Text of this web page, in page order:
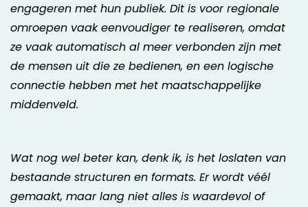
engageren met hun publiek. Dit is voor regionale
omroepen vaak eenvoudiger te realiseren, omdat
ze vaak automatisch al meer verbonden zijn met
de mensen uit die ze bedienen, en een logische
connectie hebben met het maatschappelijke
middenveld.
Wat nog wel beter kan, denk ik, is het loslaten van
bestaande structuren en formats. Er wordt véél
gemaakt, maar lang niet alles is waardevol of